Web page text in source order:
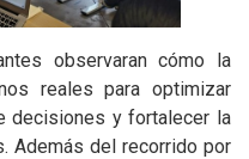
observaran cómo la
reales para optimizar
decisiones y fortalecer la
Además del recorrido por